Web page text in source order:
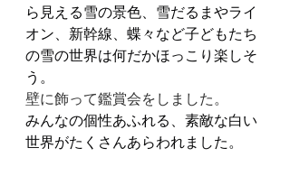
ら見える雪の景色、雪だるまやライ
オン、新幹線、蝶々など子どもたち
の雪の世界は何だかほっこり楽しそ
う。
壁に飾って鑑賞会をしました。
みんなの個性あふれる、素敵な白い
世界がたくさんあらわれました。